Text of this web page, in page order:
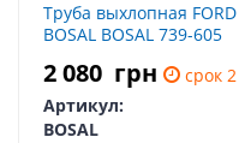
Труба выхлопная
BOSAL BOSAL 739-605
2 080 грн
срок
Артикул:
BOSAL